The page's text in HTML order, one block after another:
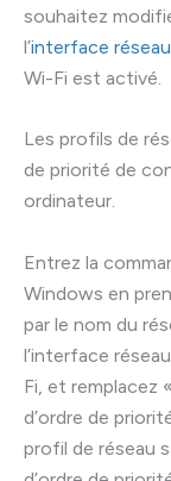
souhaitez
l’interface réseau
Wi-Fi est activé.
Les profils de
de priorité de
ordinateur.
Entrez la
Windows en
par le nom du
l’interface
Fi, et remplacez
d’ordre de
profil de réseau